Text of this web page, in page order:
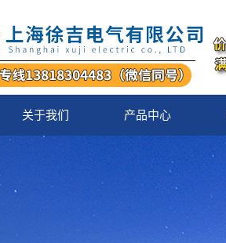
关于我们 产品中心